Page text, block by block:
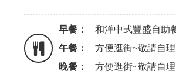
早餐：
和洋中式豐盛自助
午餐：
方便逛街~敬請自理
晚餐：
方便逛街~敬請自理